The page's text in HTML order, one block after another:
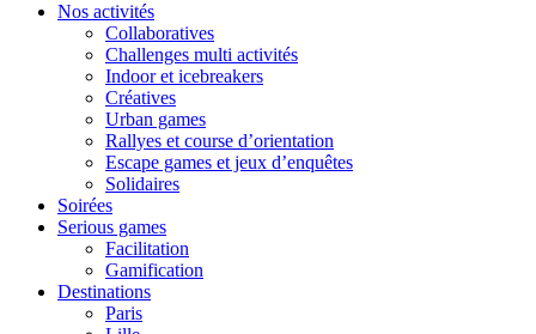
Nos activités
Collaboratives
Challenges multi activités
Indoor et icebreakers
Créatives
Urban games
Rallyes et course d’orientation
Escape games et jeux d’enquêtes
Solidaires
Soirées
Serious games
Facilitation
Gamification
Destinations
Paris